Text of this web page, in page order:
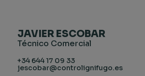
JAVIER ESCOBAR
Técnico Comercial
+34 644 17 09 33
jescobar@controlignifugo.es